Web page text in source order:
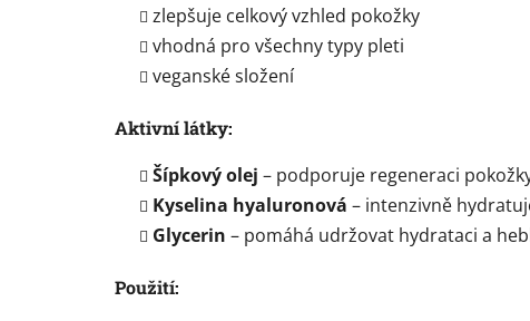
zlepšuje celkový vzhled pokožky
vhodná pro všechny typy pleti
veganské složení
Aktivní látky:
Šípkový olej – podporuje regeneraci
Kyselina hyaluronová – intenzivně
Glycerin – pomáhá udržovat hydrataci a
Použití: